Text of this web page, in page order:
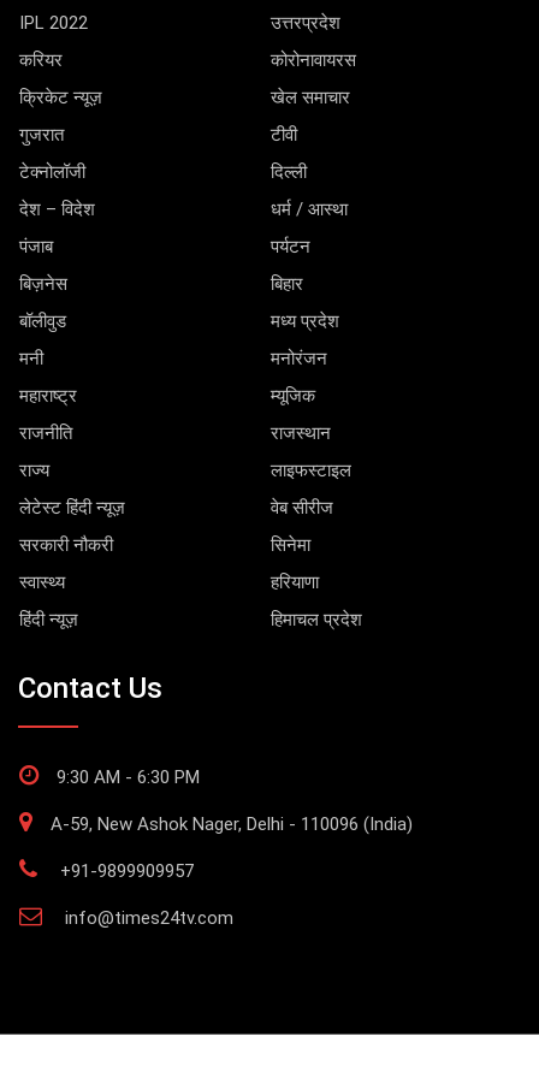
IPL 2022
उत्तरप्रदेश
करियर
कोरोनावायरस
क्रिकेट न्यूज़
खेल समाचार
गुजरात
टीवी
टेक्नोलॉजी
दिल्ली
देश – विदेश
धर्म / आस्था
पंजाब
पर्यटन
बिज़नेस
बिहार
बॉलीवुड
मध्य प्रदेश
मनी
मनोरंजन
महाराष्ट्र
म्यूजिक
राजनीति
राजस्थान
राज्य
लाइफस्टाइल
लेटेस्ट हिंदी न्यूज़
वेब सीरीज
सरकारी नौकरी
सिनेमा
स्वास्थ्य
हरियाणा
हिंदी न्यूज़
हिमाचल प्रदेश
Contact Us
9:30 AM - 6:30 PM
A-59, New Ashok Nager, Delhi - 110096 (India)
+91-9899909957
info@times24tv.com